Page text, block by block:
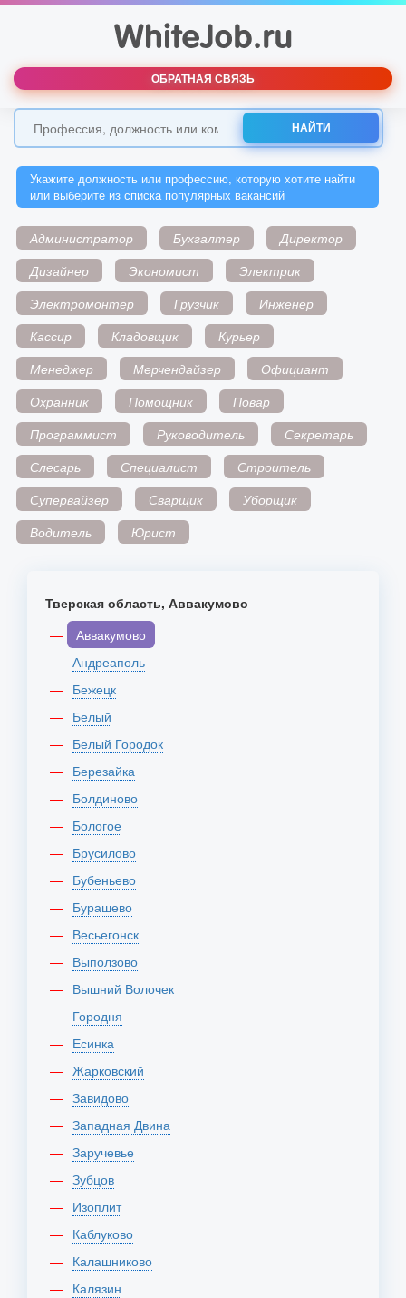
ОБРАТНАЯ СВЯЗЬ
НАЙТИ
Укажите должность или профессию, которую хотите найти
или выберите из списка популярных вакансий
Администратор Бухгалтер
Директор
Дизайнер
Экономист
Электрик
Электромонтер
Грузчик
Инженер
Кассир
Кладовщик
Курьер
Менеджер
Мерчендайзер
Официант
Охранник
Помощник
Повар
Программист
Руководитель
Секретарь
Слесарь
Специалист
Строитель
Супервайзер
Сварщик
Уборщик
Водитель
Юрист
Тверская область, Аввакумово
Аввакумово
Андреаполь
Бежецк
Белый
Белый Городок
Березайка
Болдиново
Бологое
Брусилово
Бубеньево
Бурашево
Весьегонск
Выползово
Вышний Волочек
Городня
Есинка
Жарковский
Завидово
Западная Двина
Заручевье
Зубцов
Изоплит
Каблуково
Калашниково
Калязин